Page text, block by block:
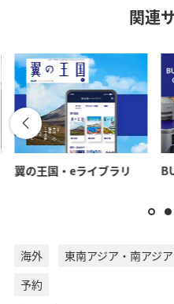
関連
翼の王国・eライブラリ
海外 東南アジア・南アジア
予約